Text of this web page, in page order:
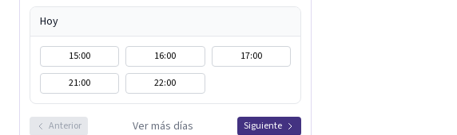
Hoy
15:00 16:00
17:00
21:00
22:00
Anterior Ver más días Siguiente